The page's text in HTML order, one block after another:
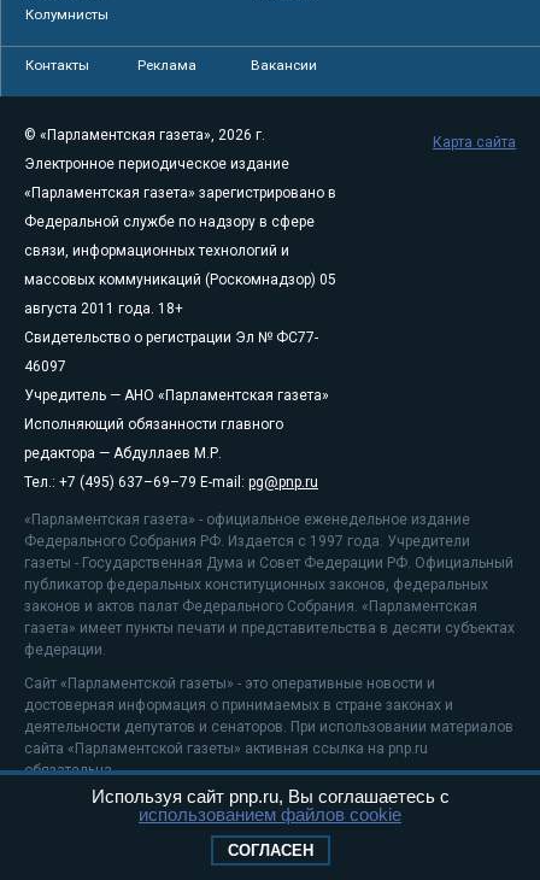
Колумнисты
Контакты Реклама Вакансии
© «Парламентская газета», 2026 г.
Электронное периодическое издание
«Парламентская газета» зарегистрировано в
Федеральной службе по надзору в сфере
связи, информационных технологий и
массовых коммуникаций (Роскомнадзор) 05
августа 2011 года. 18+
Свидетельство о регистрации Эл № ФС77-
46097
Учредитель — АНО «Парламентская газета»
Исполняющий обязанности главного
редактора — Абдуллаев М.Р.
Тел.: +7 (495) 637–69–79 E-mail: pg@pnp.ru
«Парламентская газета» - официальное еженедельное издание
Федерального Собрания РФ. Издается с 1997 года. Учредители
газеты - Государственная Дума и Совет Федерации РФ. Официальный
публикатор федеральных конституционных законов, федеральных
законов и актов палат Федерального Собрания. «Парламентская
газета» имеет пункты печати и представительства в десяти субъектах
федерации.
Сайт «Парламентской газеты» - это оперативные новости и
достоверная информация о принимаемых в стране законах и
деятельности депутатов и сенаторов. При использовании материалов
сайта «Парламентской газеты» активная ссылка на pnp.ru
обязательна.
На информационном ресурсе применяютсярекомендательные
Положение о защите персональных данных
Карта сайта
Используя сайт pnp.ru, Вы соглашаетесь с
использованием файлов cookie
СОГЛАСЕН